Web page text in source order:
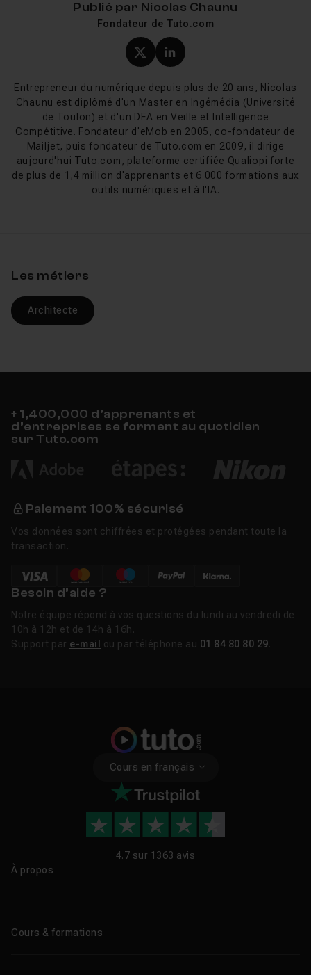
Publié par Nicolas Chaunu
Fondateur de Tuto.com
Profil X (twitter) de
Profil LinkedIn de
Entrepreneur du numérique depuis plus de 20 ans, Nicolas
Chaunu est diplômé d'un Master en Ingémédia (Université
de Toulon) et d'un DEA en Veille et Intelligence
Compétitive. Fondateur d'eMob en 2005, co-fondateur de
Mailjet, puis fondateur de Tuto.com en 2009, il dirige
aujourd'hui Tuto.com, plateforme certifiée Qualiopi forte
de plus de 1,4 million d'apprenants et 6 000 formations aux
outils numériques et à l'IA.
Les métiers
Architecte
+ 1,400,000 d’apprenants et
d’entreprises se forment au quotidien
sur Tuto.com
Paiement 100% sécurisé
Vos données sont chiffrées et protégées pendant toute la
transaction.
Besoin d’aide ?
Notre équipe répond à vos questions du lundi au vendredi de
10h à 12h et de 14h à 16h.
Support par e-mail ou par téléphone au 01 84 80 80 29
Cours en français
4.7 sur 1363 avis
À propos
Cours & formations